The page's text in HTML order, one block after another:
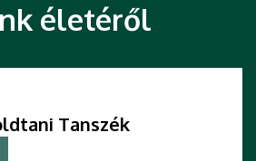
életéről
Tanszék